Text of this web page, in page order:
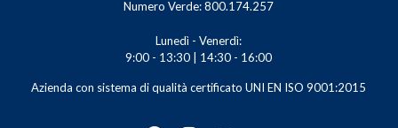
Numero Verde: 800.174.257
Lunedì - Venerdì:
9:00 - 13:30 | 14:30 - 16:00
Azienda con sistema di qualità certificato UNI EN ISO 9001:2015